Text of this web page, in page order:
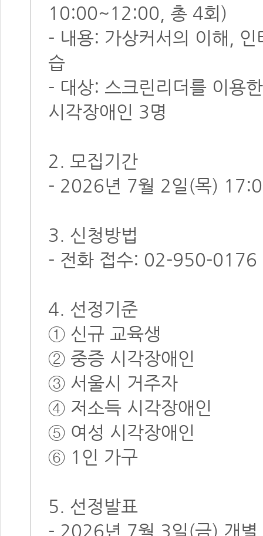
10:00~12:00, 총 4회)
- 내용: 가상커서의 이해,
습
- 대상: 스크린리더를 이용
시각장애인 3명
2. 모집기간
- 2026년 7월 2일(목)
3. 신청방법
- 전화 접수: 02-950-0176
4. 선정기준
① 신규 교육생
② 중증 시각장애인
③ 서울시 거주자
④ 저소득 시각장애인
⑤ 여성 시각장애인
⑥ 1인 가구
5. 선정발표
- 2026년 7월 3일(금) 개별